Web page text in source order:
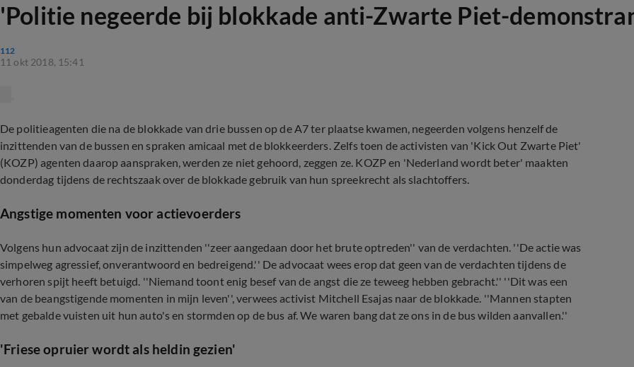
'Politie negeerde bij blokkade anti-Zwarte Piet-
112
11 okt 2018, 15:41
De politieagenten die na de blokkade van drie bussen op de A7 ter plaatse kwamen, negeerden volgens henzelf de
inzittenden van de bussen en spraken amicaal met de blokkeerders. Zelfs toen de activisten van 'Kick Out Zwarte Piet'
(KOZP) agenten daarop aanspraken, werden ze niet gehoord, zeggen ze. KOZP en 'Nederland wordt beter' maakten
donderdag tijdens de rechtszaak over de blokkade gebruik van hun spreekrecht als slachtoffers.
Angstige momenten voor actievoerders
Volgens hun advocaat zijn de inzittenden ''zeer aangedaan door het brute optreden'' van de verdachten. ''De actie was
simpelweg agressief, onverantwoord en bedreigend.'' De advocaat wees erop dat geen van de verdachten tijdens de
verhoren spijt heeft betuigd. ''Niemand toont enig besef van de angst die ze teweeg hebben gebracht.'' ''Dit was een
van de beangstigende momenten in mijn leven'', verwees activist Mitchell Esajas naar de blokkade. ''Mannen stapten
met gebalde vuisten uit hun auto's en stormden op de bus af. We waren bang dat ze ons in de bus wilden aanvallen.''
'Friese opruier wordt als heldin gezien'